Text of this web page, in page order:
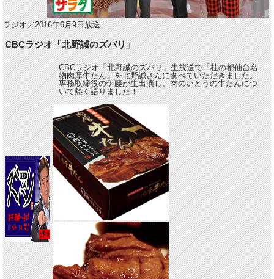
ラジオ／2016年6月9日放送
CBCラジオ「北野誠のズバリ」
CBCラジオ「北野誠のズバリ」生放送で「杜の都仙台名
物肉厚牛たん」を北野誠さんに食べていただきました。
専務取締役の伊藤が生出演し、肉のいとうの牛たんにつ
いて熱く語りました！